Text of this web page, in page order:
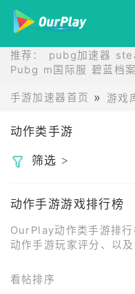
推荐： pubg加速器
Pubg m国际服 碧蓝档
手游加速器首页 游戏
动作类手游
筛选 >
动作手游游戏排行榜
OurPlay动作类手游排
动作手游玩家评分、以
看帖排序